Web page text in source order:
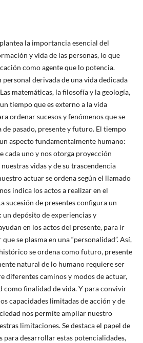
la importancia esencial del
y vida de las personas, lo que
como agente que lo potencia.
derivada de una vida dedicada
matemáticas, la filosofía y la geología,
tiempo que es externo a la vida
ordenar sucesos y fenómenos que se
de pasado, presente y futuro. El tiempo
aspecto fundamentalmente humano:
cada uno y nos otorga proyección
vidas y de su trascendencia
actuar se ordena según el llamado
indica los actos a realizar en el
sucesión de presentes configura un
un depósito de experiencias y
en los actos del presente, para ir
se plasma en una “personalidad”. Así,
se ordena como futuro, presente
natural de lo humano requiere ser
diferentes caminos y modos de actuar,
finalidad de vida. Y para convivir
capacidades limitadas de acción y de
nos permite ampliar nuestro
limitaciones. Se destaca el papel de
para desarrollar estas potencialidades,